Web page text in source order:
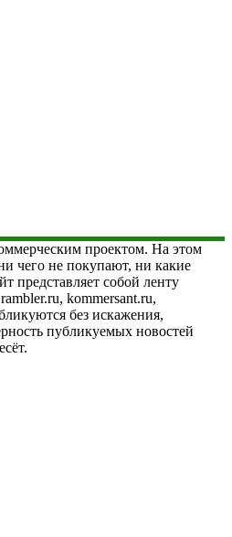
проектом. На этом
чего не покупают, ни какие
представляет собой ленту
kommersant.ru,
без искажения,
публикуемых новостей